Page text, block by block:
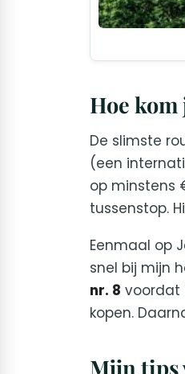
Hoe kom
De slimste
(een
op minstens
tussenstop.
Eenmaal op
snel bij mijn
nr. 8 voordat
kopen.
Mijn tips